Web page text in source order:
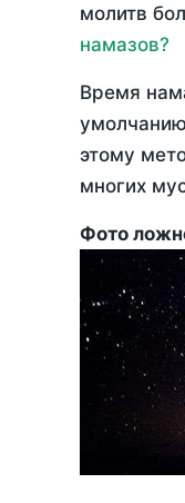
молитв
намазов?
Время
этому
многих
Фото